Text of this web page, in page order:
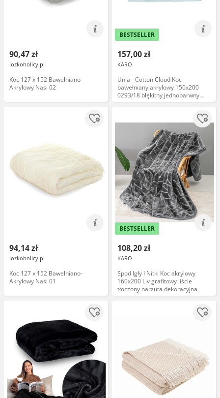
90,47 zł
lozkoholicy.pl
Koc 127 x 152 Bawełniano-
Akrylowy Nasi 02
BESTSELLER
157,00 zł
KARO
Unia - Cotton Cloud Koc
bawełniany akrylowy 150x200
0293/18 błękitny jednobarwny
narzuta pled
94,14 zł
lozkoholicy.pl
Koc 127 x 152 Bawełniano-
Akrylowy Nasi 01
BESTSELLER
108,20 zł
KARO
Spod Igły I Nitki Koc akrylowy
160x200 Liv grafitowy liście
tłoczony narzuta dekoracyjna